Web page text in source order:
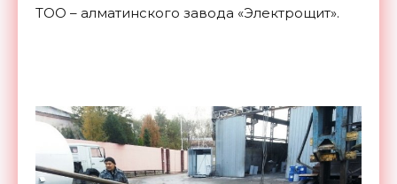
ТОО – алматинского завода «Электрощит».